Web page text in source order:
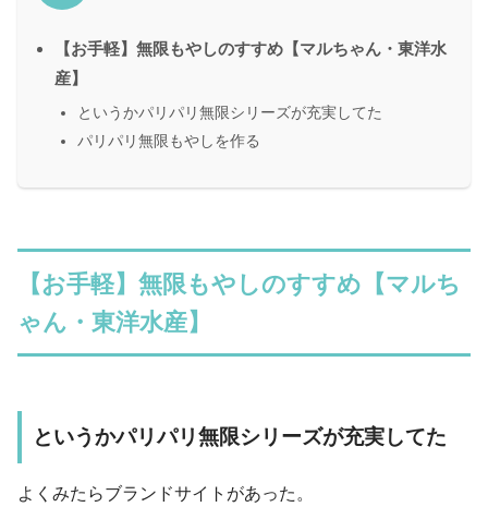
【お手軽】無限もやしのすすめ【マルちゃん・東洋水
産】
というかパリパリ無限シリーズが充実してた
パリパリ無限もやしを作る
【お手軽】無限もやしのすすめ【マルち
ゃん・東洋水産】
というかパリパリ無限シリーズが充実してた
よくみたらブランドサイトがあった。